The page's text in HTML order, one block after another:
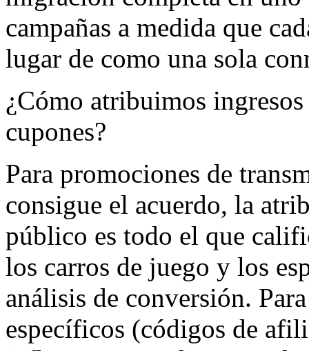
campañas a medida que
lugar de como una sola
¿Cómo atribuimos
cupones?
Para promociones de
consigue el acuerdo, la
público es todo el que
los carros de juego y los
análisis de conversión.
específicos (códigos de